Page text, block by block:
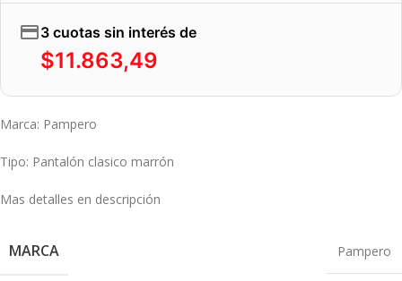
3 cuotas sin interés de
$11.863,49
Marca: Pampero
Tipo: Pantalón clasico marrón
Mas detalles en descripción
MARCA Pampero